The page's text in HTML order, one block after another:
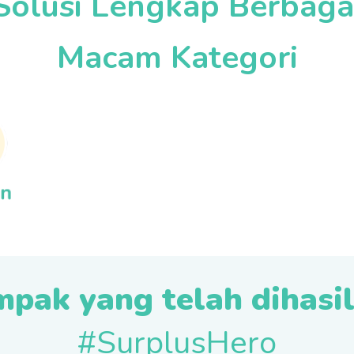
Macam Kategori
yang telah
#SurplusHero